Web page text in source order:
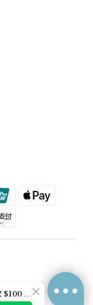
加入LINE，領取 $100 優惠券